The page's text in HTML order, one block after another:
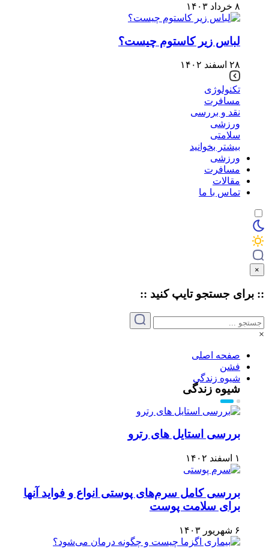
۸ خرداد ۱۴۰۳
لباس زیر کاستوم چیست؟
۲۸ اسفند ۱۴۰۲
تکنولوژی
مسافرت
نقد و بررسی
ورزشی
سلامتی
بیشتر بخوانید
ورزشی
مسافرت
مقالات
تماس با ما
×
:: برای جستجو تایپکنید ::
×
صفحه اصلی
فشن
شیوه زندگی
شیوه زندگی
بررسی استایل های رترو
۱ اسفند ۱۴۰۲
بررسی کامل سرم‌های پوستی انواع و فواید آنها
برای سلامت پوست
۶ شهریور ۱۴۰۳